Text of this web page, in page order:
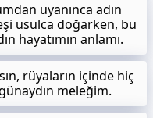
uyanınca adın
usulca doğarken, bu
hayatımın anlamı.
rüyaların içinde hiç
meleğim.